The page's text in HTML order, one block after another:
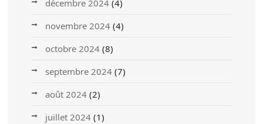
décembre 2024 (4)
novembre 2024 (4)
octobre 2024 (8)
septembre 2024 (7)
août 2024 (2)
juillet 2024 (1)